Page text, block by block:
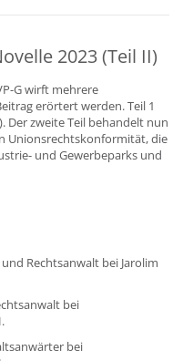
2023 (Teil II)
G wirft mehrere
erörtert werden. Teil 1
Der zweite Teil behandelt nun
Unionsrechtskonformität, die
und Gewerbeparks und
Rechtsanwalt bei Jarolim
bei
bei